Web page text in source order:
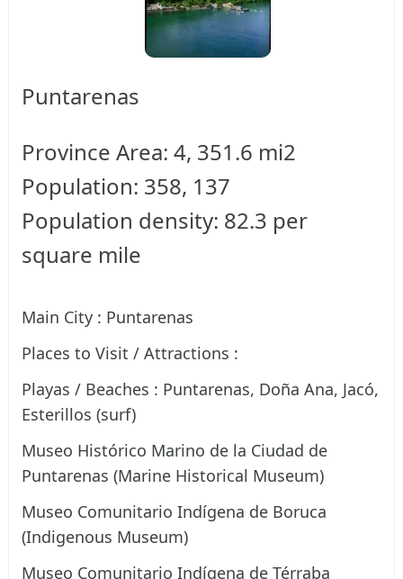
Puntarenas
Province Area: 4, 351.6 mi2
Population: 358, 137
Population density: 82.3 per
square mile
Main City : Puntarenas
Places to Visit / Attractions :
Playas / Beaches : Puntarenas, Doña Ana, Jacó,
Esterillos (surf)
Museo Histórico Marino de la Ciudad de
Puntarenas (Marine Historical Museum)
Museo Comunitario Indígena de Boruca
(Indigenous Museum)
Museo Comunitario Indígena de Térraba